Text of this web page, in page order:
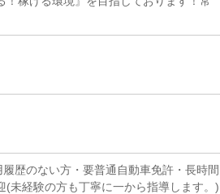
歴のない方・要普通自動車免許・長時間
未経験の方も丁寧に一から指導します。)